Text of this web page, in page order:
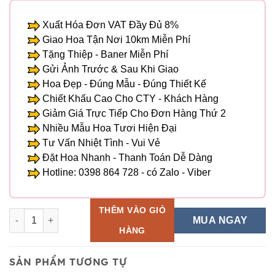
Xuất Hóa Đơn VAT Đầy Đủ 8%
Giao Hoa Tận Nơi 10km Miễn Phí
Tặng Thiệp - Baner Miễn Phí
Gửi Ảnh Trước & Sau Khi Giao
Hoa Đẹp - Đúng Mẫu - Đúng Thiết Kế
Chiết Khấu Cao Cho CTY - Khách Hàng
Giảm Giá Trực Tiếp Cho Đơn Hàng Thứ 2
Nhiều Mẫu Hoa Tươi Hiện Đại
Tư Vấn Nhiệt Tình - Vui Vẻ
Đặt Hoa Nhanh - Thanh Toán Dễ Dàng
Hotline: 0398 864 728 - có Zalo - Viber
Hoa Khai Trương - HKT 120 số lượng
THÊM VÀO GIỎ
HÀNG
MUA NGAY
SẢN PHẨM TƯƠNG TỰ